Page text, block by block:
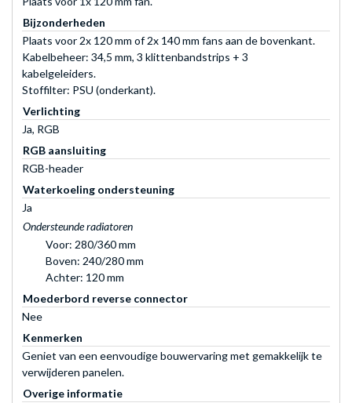
Bijzonderheden
Plaats voor 2x 120 mm of 2x 140 mm fans aan de bovenkant.
Kabelbeheer: 34,5 mm, 3 klittenbandstrips + 3
kabelgeleiders.
Stoffilter: PSU (onderkant).
Verlichting
Ja, RGB
RGB aansluiting
RGB-header
Waterkoeling ondersteuning
Ja
Ondersteunde radiatoren
Voor: 280/360 mm
Boven: 240/280 mm
Achter: 120 mm
Moederbord reverse connector
Nee
Kenmerken
Geniet van een eenvoudige bouwervaring met gemakkelijk te
verwijderen panelen.
Overige informatie